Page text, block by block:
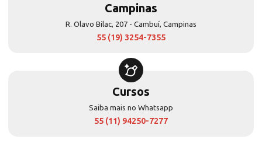
Campinas
R. Olavo Bilac, 207 - Cambuí, Campinas
55 (19) 3254-7355
Cursos
Saiba mais no Whatsapp
55 (11) 94250-7277